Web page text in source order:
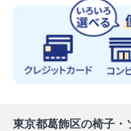
東京都葛飾区の椅子・